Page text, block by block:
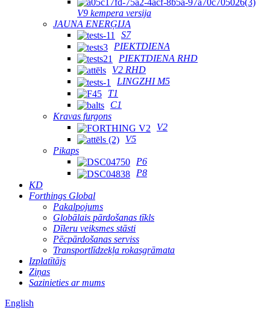
V9 kempera versija
JAUNA ENERĢIJA
S7
PIEKTDIENA
PIEKTDIENA RHD
V2 RHD
LINGZHI M5
T1
C1
Kravas furgons
V2
V5
Pikaps
P6
P8
KD
Forthings Global
Pakalpojums
Globālais pārdošanas tīkls
Dīleru veiksmes stāsti
Pēcpārdošanas serviss
Transportlīdzekļa rokasgrāmata
Izplatītājs
Ziņas
Sazinieties ar mums
English